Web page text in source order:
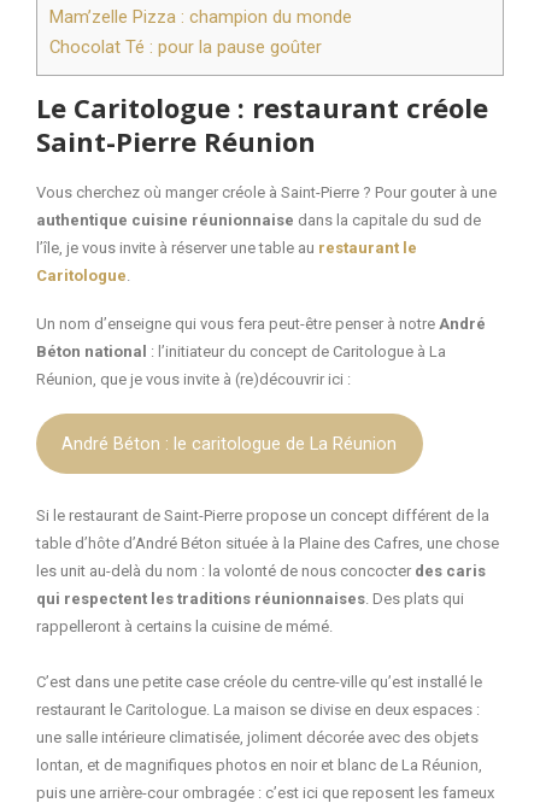
Mam’zelle Pizza : champion du monde
Chocolat Té : pour la pause goûter
Le Caritologue : restaurant créole
Saint-Pierre Réunion
Vous cherchez où manger créole à Saint-Pierre ? Pour gouter à une
authentique cuisine réunionnaise dans la capitale du sud de
l’île, je vous invite à réserver une table au restaurant le
Caritologue.
Un nom d’enseigne qui vous fera peut-être penser à notre André
Béton national : l’initiateur du concept de Caritologue à La
Réunion, que je vous invite à (re)découvrir ici :
André Béton : le caritologue de La Réunion
Si le restaurant de Saint-Pierre propose un concept différent de la
table d’hôte d’André Béton située à la Plaine des Cafres, une chose
les unit au-delà du nom : la volonté de nous concocter des caris
qui respectent les traditions réunionnaises . Des plats qui
rappelleront à certains la cuisine de mémé.
C’est dans une petite case créole du centre-ville qu’est installé le
restaurant le Caritologue. La maison se divise en deux espaces :
une salle intérieure climatisée, joliment décorée avec des objets
lontan, et de magnifiques photos en noir et blanc de La Réunion,
puis une arrière-cour ombragée : c’est ici que reposent les fameux